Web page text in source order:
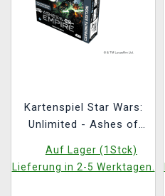
Kartenspiel Star Wars:
Unlimited - Ashes of
Booster Box (12
Booster)
Auf Lager (1Stck)
Lieferung in 2-5 Werktagen.